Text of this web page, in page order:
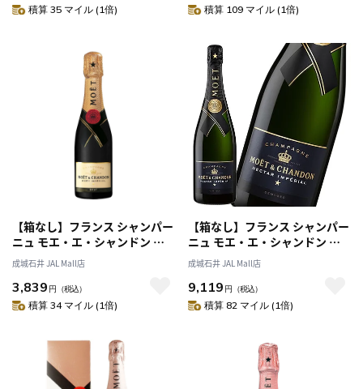
積算 35 マイル (1倍) 積算 109 マイル (1倍)
【箱なし】フランス シャンパー
ニュ モエ・エ・シャンドン ブ
リュット 【ハーフ】 375ml |
MHD正規輸入品
成城石井 JAL Mall店
3,839 円 （税込）
積算 34 マイル (1倍)
【箱なし】フランス シャンパー
ニュ モエ・エ・シャンドン ネ
クター アンペリアル 750ml |
MHD正規輸入品
成城石井 JAL Mall店
9,119 円 （税込）
積算 82 マイル (1倍)